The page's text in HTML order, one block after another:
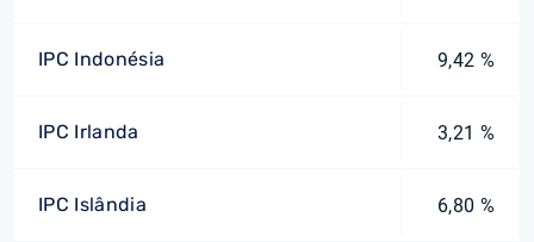
IPC Indonésia 9,42 %
IPC Irlanda 3,21 %
IPC Islândia 6,80 %